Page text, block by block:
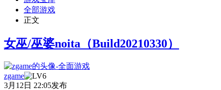
全部游戏
正文
女巫/巫婆noita（Build20210330）
zgame
3月12日 22:05发布